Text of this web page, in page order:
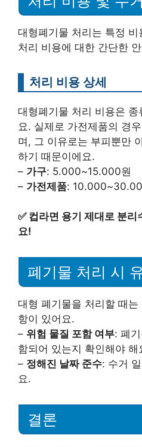
대형폐기물 처리는 특정
처리 비용에 대한 간단한
처리 비용 상세
대형폐기물 처리 비용은
요. 실제로 가전제품의 경
며, 그 이유로는 부피뿐만
하기 때문이에요.
– 가구: 5.000~15.000원
– 가전제품:
✅ 컵라면 용기 제대로 분리
요!
폐기물 처리 시
대형 폐기물을 처리할 때
항이 있어요.
– 위험 물질 포함 여부: 폐
함되어 있는지 확인해야 해
– 정해진 날짜 준수: 수거
요.
결론